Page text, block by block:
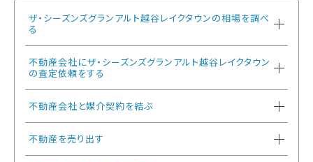
ザ・シーズンズグランアルト越谷レイクタウンの相場を調べ
る
不動産会社にザ・シーズンズグランアルト越谷レイクタウン
の査定依頼をする
不動産会社と媒介契約を結ぶ
不動産を売り出す